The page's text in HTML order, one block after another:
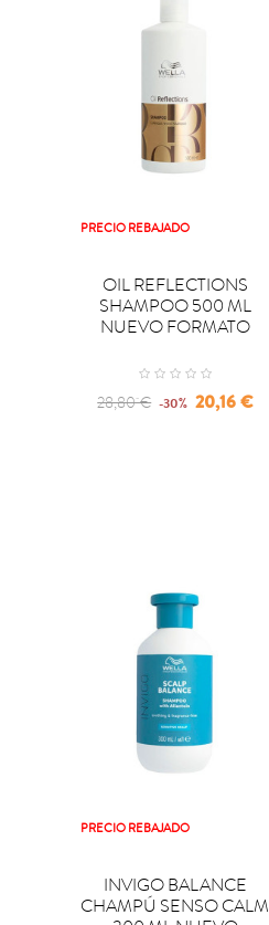
PRECIO REBAJADO
OIL REFLECTIONS
SHAMPOO 500 ML
NUEVO FORMATO
Regular
28,80 € -30% Precio
20,16 €
PRECIO REBAJADO
INVIGO BALANCE
CHAMPÚ SENSO CALM